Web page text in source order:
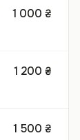
1 000 ₴
1 200 ₴
1 500 ₴